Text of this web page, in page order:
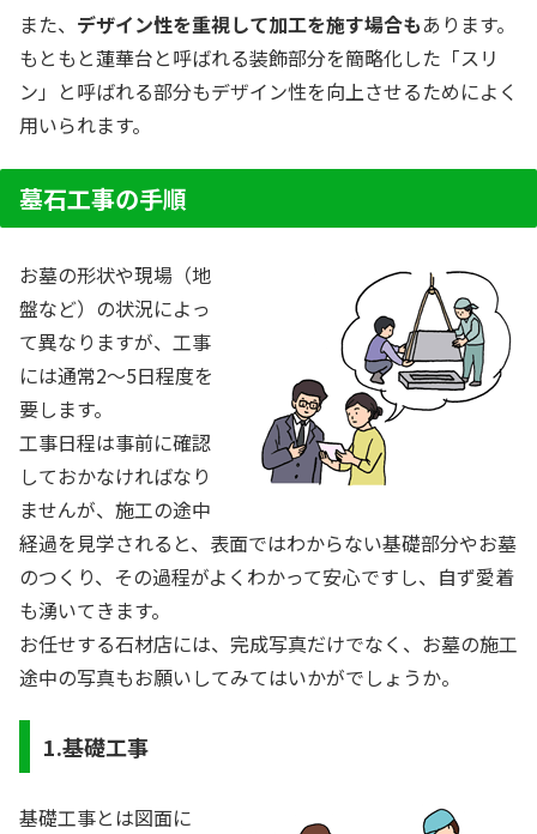
また、 デザイン性を重視して加工を施す場合もあります。
もともと蓮華台と呼ばれる装飾部分を簡略化した「スリ
ン」と呼ばれる部分もデザイン性を向上させるためによく
用いられます。
墓石工事の手順
お墓の形状や現場（地
盤など）の状況によっ
て異なりますが、工事
には通常2～5日程度を
要します。
工事日程は事前に確認
しておかなければなり
ませんが、施工の途中
経過を見学されると、表面ではわからない基礎部分やお墓
のつくり、その過程がよくわかって安心ですし、自ず愛着
も湧いてきます。
お任せする石材店には、完成写真だけでなく、お墓の施工
途中の写真もお願いしてみてはいかがでしょうか。
1.基礎工事
基礎工事とは図面に